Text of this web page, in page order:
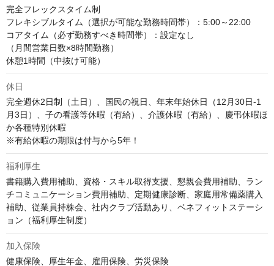
完全フレックスタイム制
フレキシブルタイム（選択が可能な勤務時間帯）：5:00～22:00
コアタイム（必ず勤務すべき時間帯）：設定なし
（月間営業日数×8時間勤務）
休憩1時間（中抜け可能）
休日
完全週休2日制（土日）、国民の祝日、年末年始休日（12月30日-1
月3日）、子の看護等休暇（有給）、介護休暇（有給）、慶弔休暇ほ
か各種特別休暇
※有給休暇の期限は付与から5年！
福利厚生
書籍購入費用補助、資格・スキル取得支援、懇親会費用補助、ラン
チコミュニケーション費用補助、定期健康診断、家庭用常備薬購入
補助、従業員持株会、社内クラブ活動あり、ベネフィットステーシ
ョン（福利厚生制度）
加入保険
健康保険、厚生年金、雇用保険、労災保険